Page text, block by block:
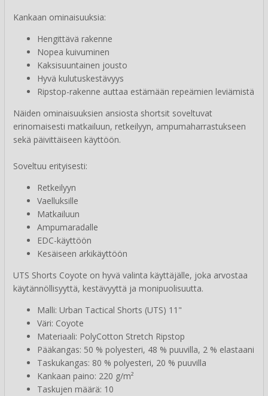
Kankaan ominaisuuksia:
Hengittävä rakenne
Nopea kuivuminen
Kaksisuuntainen jousto
Hyvä kulutuskestävyys
Ripstop-rakenne auttaa estämään repeämien leviämistä
Näiden ominaisuuksien ansiosta shortsit soveltuvat
erinomaisesti matkailuun, retkeilyyn, ampumaharrastukseen
sekä päivittäiseen käyttöön.
Soveltuu erityisesti:
Retkeilyyn
Vaelluksille
Matkailuun
Ampumaradalle
EDC-käyttöön
Kesäiseen arkikäyttöön
UTS Shorts Coyote on hyvä valinta käyttäjälle, joka arvostaa
käytännöllisyyttä, kestävyyttä ja monipuolisuutta.
Malli: Urban Tactical Shorts (UTS) 11"
Väri: Coyote
Materiaali: PolyCotton Stretch Ripstop
Pääkangas: 50 % polyesteri, 48 % puuvilla, 2 % elastaani
Taskukangas: 80 % polyesteri, 20 % puuvilla
Kankaan paino: 220 g/m²
Taskujen määrä: 10